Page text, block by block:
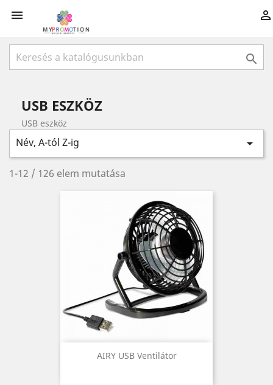
 

USB ESZKÖZ
USB eszköz
Név, A-tól Z-ig 
1-12 / 126 elem mutatása
AIRY USB Ventilátor